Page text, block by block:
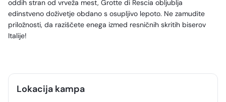
oddih stran od vrveža mest, Grotte di Rescia obljublja
edinstveno doživetje obdano s osupljivo lepoto. Ne zamudite
priložnosti, da raziščete enega izmed resničnih skritih biserov
Italije!
Lokacija kampa